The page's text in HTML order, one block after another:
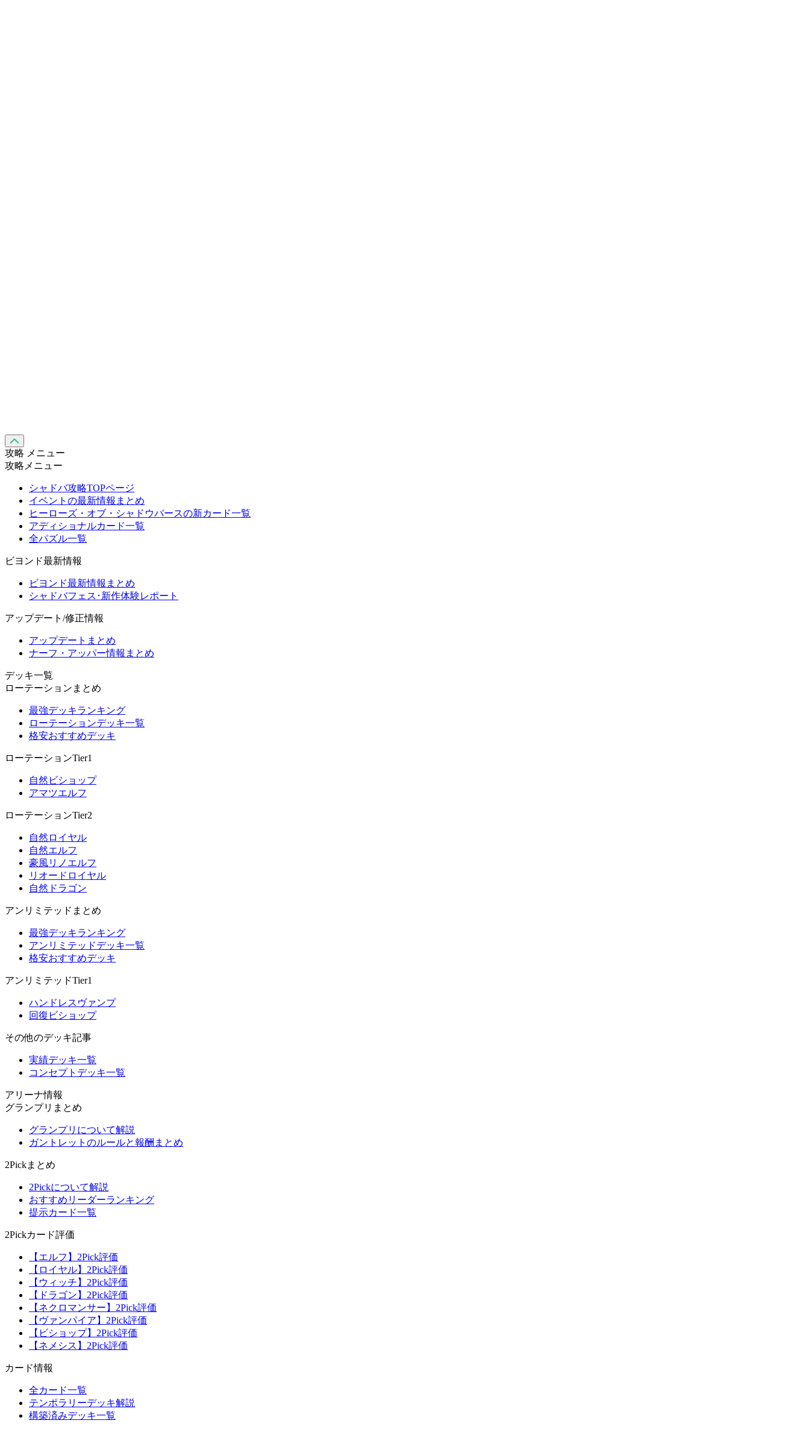
攻略 メニュー
攻略メニュー
シャドバ攻略TOPページ
イベントの最新情報まとめ
ヒーローズ・オブ・シャドウバースの新カード一覧
アディショナルカード一覧
全パズル一覧
ビヨンド最新情報
ビヨンド最新情報まとめ
シャドバフェス･新作体験レポート
アップデート/修正情報
アップデートまとめ
ナーフ・アッパー情報まとめ
デッキ一覧
ローテーションまとめ
最強デッキランキング
ローテーションデッキ一覧
格安おすすめデッキ
ローテーションTier1
自然ビショップ
アマツエルフ
ローテーションTier2
自然ロイヤル
自然エルフ
豪風リノエルフ
リオードロイヤル
自然ドラゴン
アンリミテッドまとめ
最強デッキランキング
アンリミテッドデッキ一覧
格安おすすめデッキ
アンリミテッドTier1
ハンドレスヴァンプ
回復ビショップ
その他のデッキ記事
実績デッキ一覧
コンセプトデッキ一覧
アリーナ情報
グランプリまとめ
グランプリについて解説
ガントレットのルールと報酬まとめ
2Pickまとめ
2Pickについて解説
おすすめリーダーランキング
提示カード一覧
2Pickカード評価
【エルフ】2Pick評価
【ロイヤル】2Pick評価
【ウィッチ】2Pick評価
【ドラゴン】2Pick評価
【ネクロマンサー】2Pick評価
【ヴァンパイア】2Pick評価
【ビショップ】2Pick評価
【ネメシス】2Pick評価
カード情報
全カード一覧
テンポラリーデッキ解説
構築済みデッキ一覧